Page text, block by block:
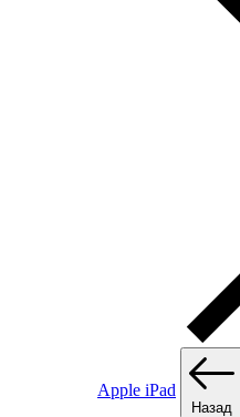
Apple iPad
Назад